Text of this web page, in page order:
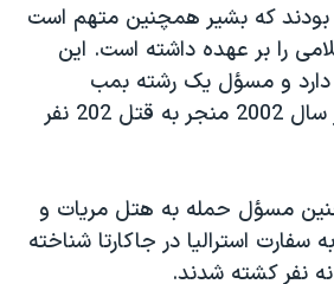
رهبری ایران
بودند که بشير همچنين متهم است
را بر عهده داشته است. اين
دارد و مسؤل يک رشته بمب
گذاريهايی است که در سال 2002 منجر به قتل 202 نفر
مسؤل حمله به هتل مريات و
استراليا در جاکارتا شناخته
نفر کشته شدند.